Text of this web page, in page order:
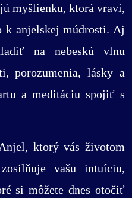
myšlienku, ktorá vraví,
k anjelskej múdrosti. Aj
na nebeskú vlnu
porozumenia, lásky a
a meditáciu spojiť s
ktorý vás životom
vašu intuíciu,
si môžete dnes otočiť